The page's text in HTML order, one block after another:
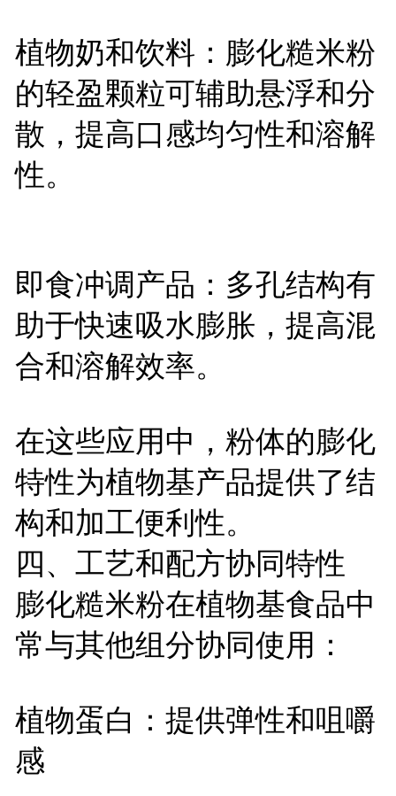
植物奶和饮料：膨化糙米粉
的轻盈颗粒可辅助悬浮和分
散，提高口感均匀性和溶解
性。
即食冲调产品：多孔结构有
助于快速吸水膨胀，提高混
合和溶解效率。
在这些应用中，粉体的膨化
特性为植物基产品提供了结
构和加工便利性。
四、工艺和配方协同特性
膨化糙米粉在植物基食品中
常与其他组分协同使用：
植物蛋白：提供弹性和咀嚼
感